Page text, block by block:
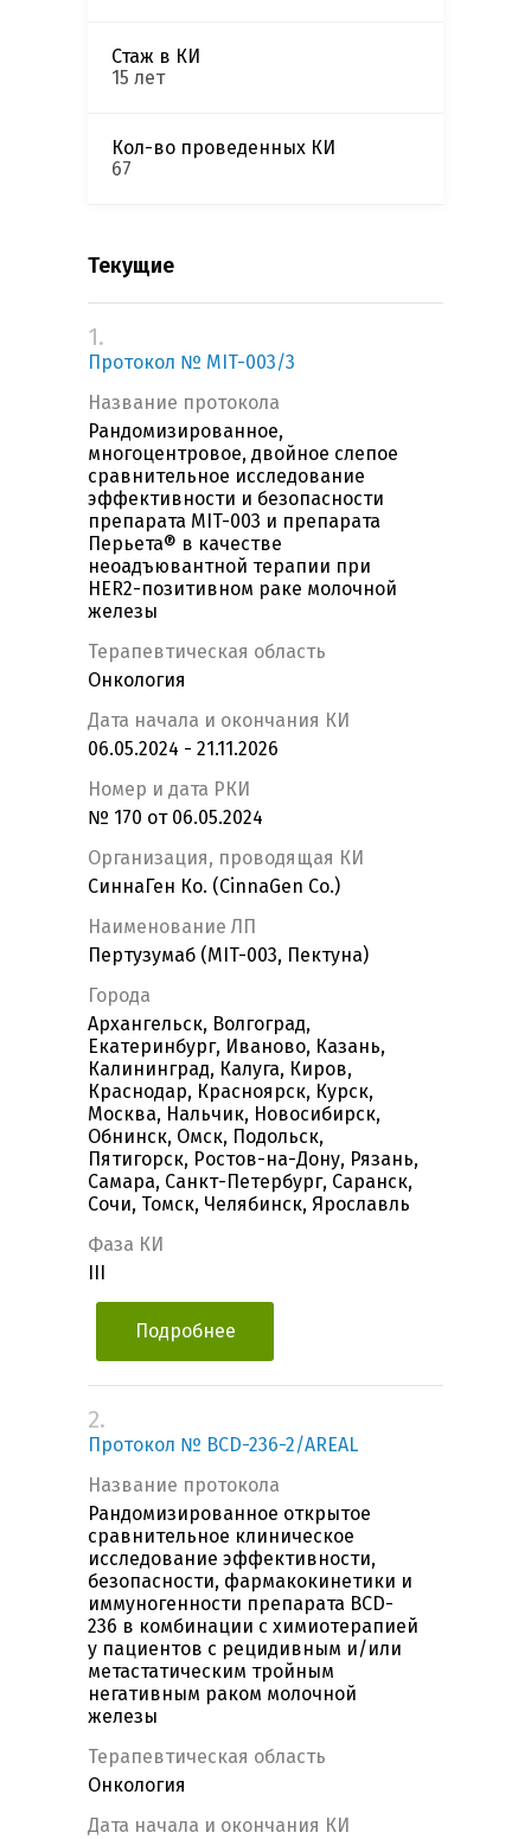
Стаж в КИ
15 лет
Кол-во проведенных КИ
67
Текущие
1.
Протокол № MIT-003/3
Название протокола
Рандомизированное,
многоцентровое, двойное слепое
сравнительное исследование
эффективности и безопасности
препарата MIT-003 и препарата
Перьета® в качестве
неоадъювантной терапии при
HER2-позитивном раке молочной
железы
Терапевтическая область
Онкология
Дата начала и окончания КИ
06.05.2024 - 21.11.2026
Номер и дата РКИ
№ 170 от 06.05.2024
Организация, проводящая КИ
СиннаГен Ко. (CinnaGen Co.)
Наименование ЛП
Пертузумаб (MIT-003, Пектуна)
Города
Архангельск, Волгоград,
Екатеринбург, Иваново, Казань,
Калининград, Калуга, Киров,
Краснодар, Красноярск, Курск,
Москва, Нальчик, Новосибирск,
Обнинск, Омск, Подольск,
Пятигорск, Ростов-на-Дону, Рязань,
Самара, Санкт-Петербург, Саранск,
Сочи, Томск, Челябинск, Ярославль
Фаза КИ
Подробнее
2.
Протокол № BCD-236-2/AREAL
Название протокола
Рандомизированное открытое
сравнительное клиническое
исследование эффективности,
безопасности, фармакокинетики и
иммуногенности препарата BCD-
236 в комбинации с химиотерапией
у пациентов с рецидивным и/или
метастатическим тройным
негативным раком молочной
железы
Терапевтическая область
Онкология
Дата начала и окончания КИ